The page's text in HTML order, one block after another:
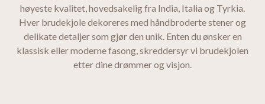
høyeste kvalitet, hovedsakelig fra India, Italia og Tyrkia.
Hver brudekjole dekoreres med håndbroderte stener og
delikate detaljer som gjør den unik. Enten du ønsker en
klassisk eller moderne fasong, skreddersyr vi brudekjolen
etter dine drømmer og visjon.